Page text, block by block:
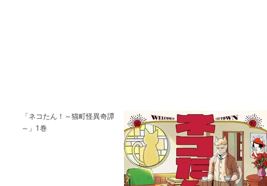
「ネコたん！～猫町怪異奇譚
～」1巻